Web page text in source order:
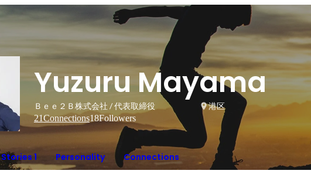
Yuzuru Mayama
Ｂｅｅ２Ｂ株式会社 / 代表取締役
港区
21Connections18Followers
Stories 1 Personality Connections